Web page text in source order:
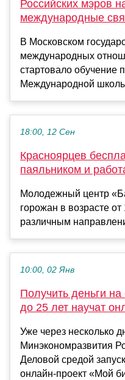
Российских мэров
международные
В Московском
международных
стартовало обучение
Международной
18:00, 12 Сен
Красноярцев
паяльником и
Молодежный центр
горожан в возрасте
различным
10:00, 02 Янв
Получить деньги
до 25 лет научат
Уже через несколько
Минэкономразвития
Деловой средой
онлайн-проект «Мой